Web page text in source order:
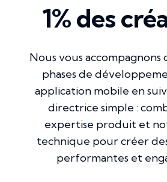
1% des
Nous vous accompagnons
phases de
application mobile en
directrice simple :
expertise produit et
technique pour créer
performantes et